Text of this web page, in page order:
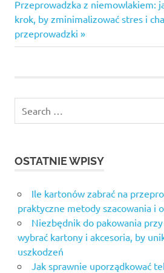
Next
Post:
Przeprowadzka z niemowlakiem:
krok, by zminimalizować stres i
przeprowadzki
for:
OSTATNIE WPISY
Ile kartonów zabrać na
praktyczne metody szacowania i
Niezbędnik do pakowania
wybrać kartony i akcesoria, by
uszkodzeń
Jak sprawnie uporządkować